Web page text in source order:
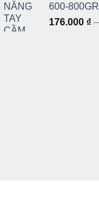
600-
176.000 ₫ –